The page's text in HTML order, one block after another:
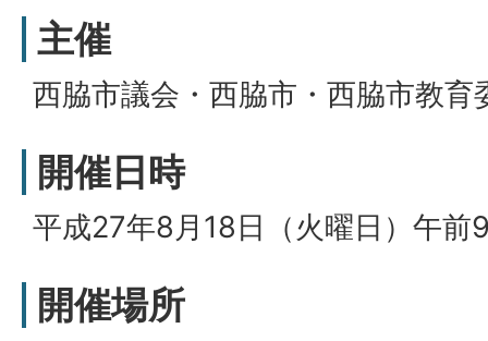
主催
西脇市議会・西脇市・西脇市教育
開催日時
平成27年8月18日（火曜日）午前
開催場所